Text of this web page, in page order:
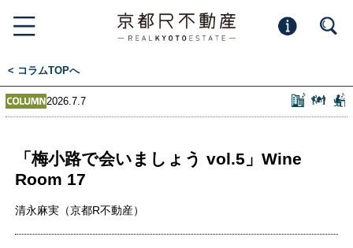
< コラムTOPへ
2026.7.7
「梅小路で会いましょう vol.5」Wine
Room 17
清永麻実（京都R不動産）